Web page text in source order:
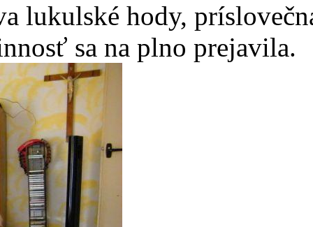
lukulské hody,
sa na plno prejavila.